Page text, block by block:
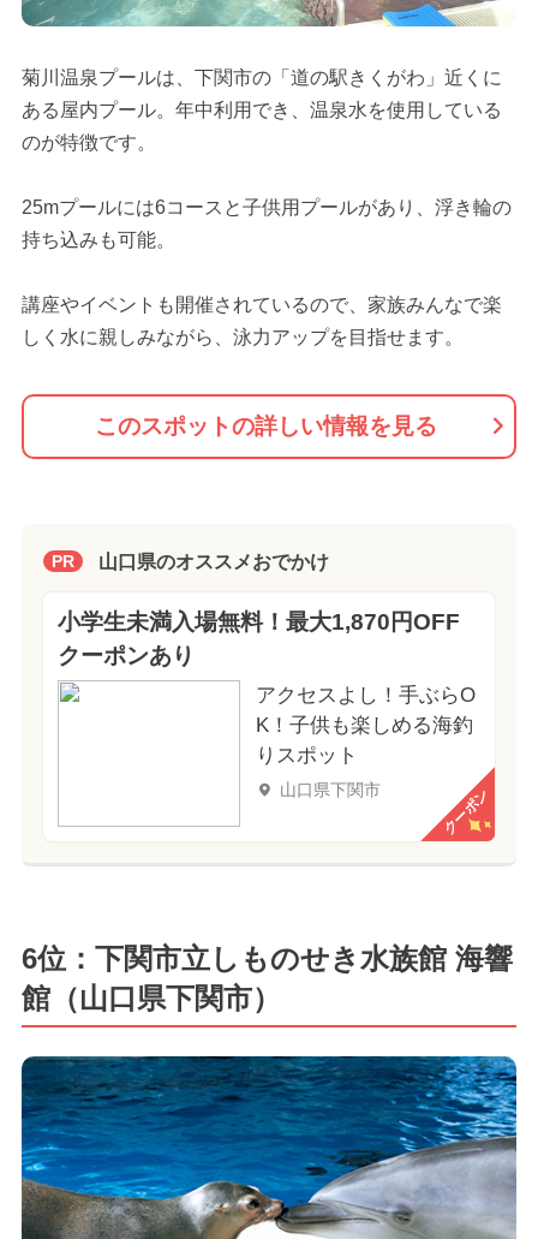
菊川温泉プールは、下関市の「道の駅きくがわ」近くに
ある屋内プール。年中利用でき、温泉水を使用している
のが特徴です。
25mプールには6コースと子供用プールがあり、浮き輪の
持ち込みも可能。
講座やイベントも開催されているので、家族みんなで楽
しく水に親しみながら、泳力アップを目指せます。
このスポットの詳しい情報を見る
PR 山口県のオススメおでかけ
小学生未満入場無料！最大1,870円OFF
クーポンあり
アクセスよし！手ぶらO
K！子供も楽しめる海釣
りスポット
山口県下関市 クーポン
6位：下関市立しものせき水族館 海響
館（山口県下関市）